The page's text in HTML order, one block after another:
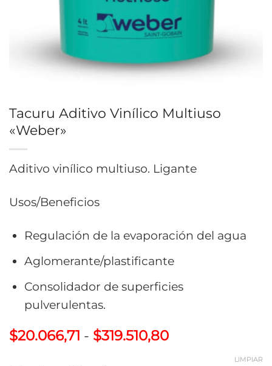
Tacuru Aditivo Vinílico Multiuso
«Weber»
Aditivo vinílico multiuso. Ligante
Usos/Beneficios
Regulación de la evaporación del agua
Aglomerante/plastificante
Consolidador de superficies
pulverulentas.
$20.066,71 - $319.510,80Rango
LIMPIAR